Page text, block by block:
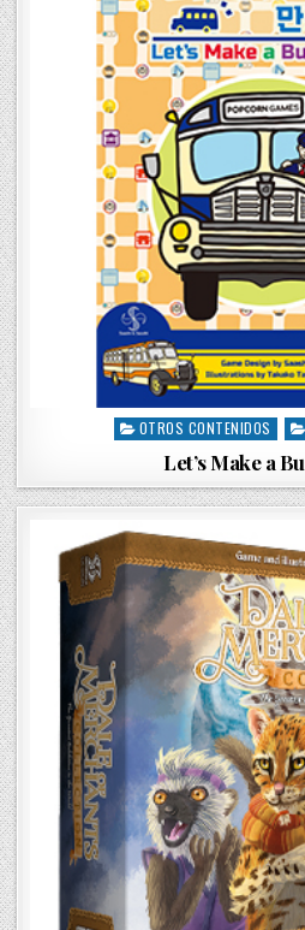
P
t
i
n
OTROS CONTENIDOS
Let’s Make a